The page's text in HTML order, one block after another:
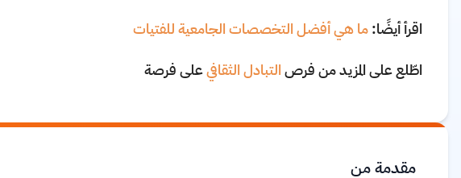
اقرأ أيضًا:ما هي أفضل التخصصات الجامعية للفتيات
اطّلع على المزيد من فرصالتبادل الثقافيعلى فرصة
مقدمة من